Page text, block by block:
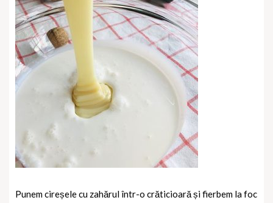
Punem cireșele cu zahărul într-o crăticioară și fierbem la foc